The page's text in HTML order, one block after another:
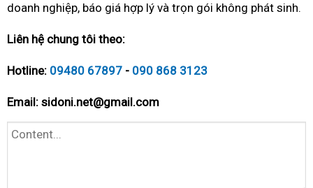
doanh nghiệp, báo giá hợp lý và trọn gói không phát sinh.
Liên hệ chung tôi theo:
Hotline: 09480 67897 - 090 868 3123
Email: sidoni.net@gmail.com